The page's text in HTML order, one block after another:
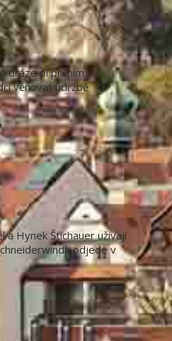
dráze pi prvním
věnovat údržbě
a Hynek Štichauer užívají
odjede v